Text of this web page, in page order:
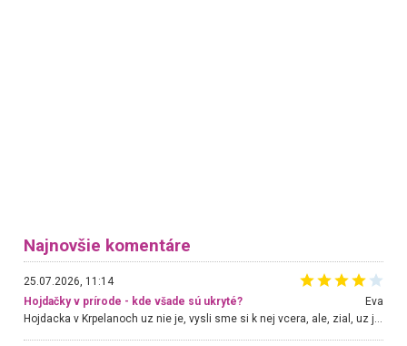
Najnovšie komentáre
25.07.2026, 11:14
Hojdačky v prírode - kde všade sú ukryté?
Eva
Hojdacka v Krpelanoch uz nie je, vysli sme si k nej vcera, ale, zial, uz je znicena. Ak sem planujete cestu len kvoli hojdacke, mozete si ju usetrit. Krasny vyhlad je tu vsak aj bez hojdacky :-)